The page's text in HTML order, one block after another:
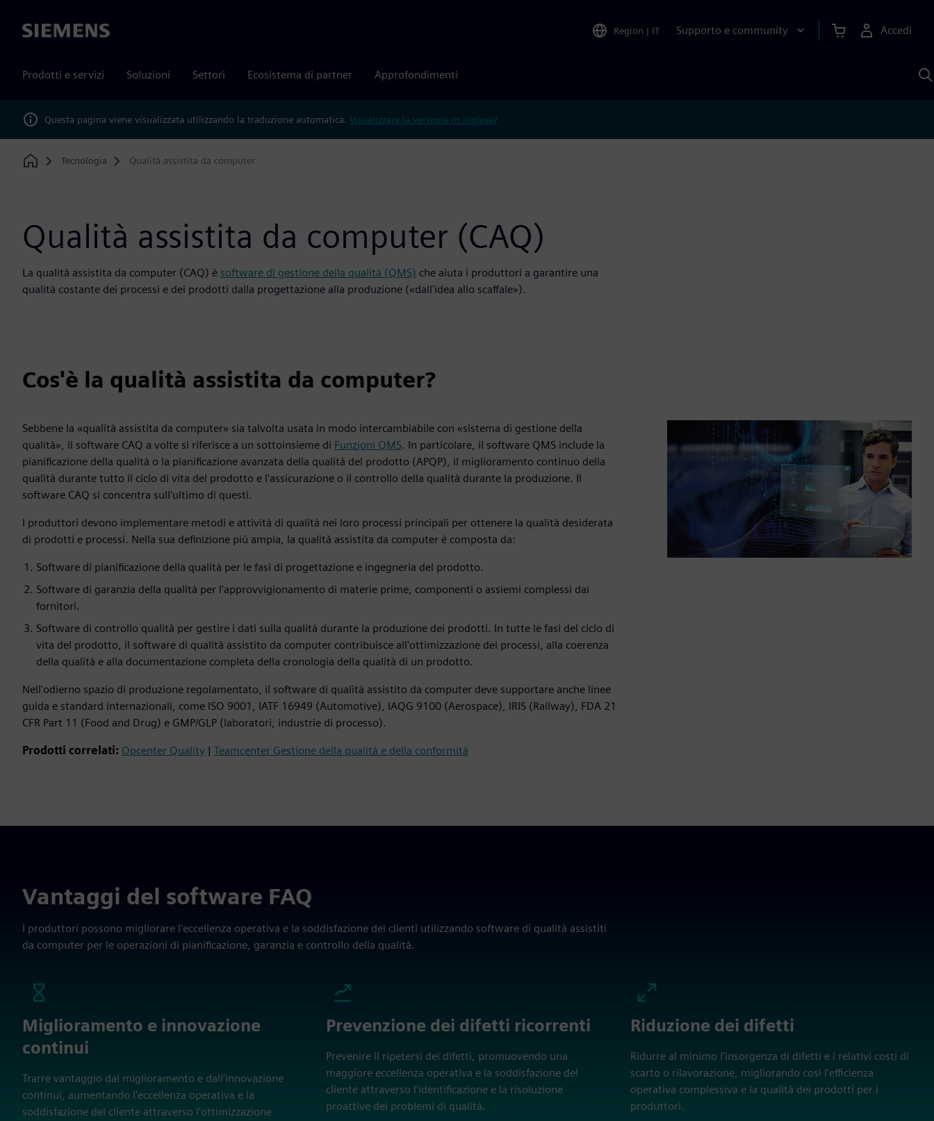
Siemens Region | IT Supporto e community Accedi
Prodotti e servizi Soluzioni Settori Ecosistema di partner Approfondimenti
Questa pagina viene visualizzata utilizzando la traduzione automatica. Visualizzare la versione in inglese?
Home
Tecnologia Qualità assistita da computer
Qualità assistita da computer (CAQ)
La qualità assistita da computer (CAQ) è software di gestione della qualità (QMS) che aiuta i produttori a garantire una
qualità costante dei processi e dei prodotti dalla progettazione alla produzione («dall'idea allo scaffale»).
Cos'è la qualità assistita da computer?
Sebbene la «qualità assistita da computer» sia talvolta usata in modo intercambiabile con «sistema di gestione della
qualità», il software CAQ a volte si riferisce a un sottoinsieme di Funzioni QMS. In particolare, il software QMS include la
pianificazione della qualità o la pianificazione avanzata della qualità del prodotto (APQP), il miglioramento continuo della
qualità durante tutto il ciclo di vita del prodotto e l'assicurazione o il controllo della qualità durante la produzione. Il
software CAQ si concentra sull'ultimo di questi.
I produttori devono implementare metodi e attività di qualità nei loro processi principali per ottenere la qualità desiderata
di prodotti e processi. Nella sua definizione più ampia, la qualità assistita da computer è composta da:
Software di pianificazione della qualità per le fasi di progettazione e ingegneria del prodotto.
Software di garanzia della qualità per l'approvvigionamento di materie prime, componenti o assiemi complessi dai
fornitori.
Software di controllo qualità per gestire i dati sulla qualità durante la produzione dei prodotti. In tutte le fasi del ciclo di
vita del prodotto, il software di qualità assistito da computer contribuisce all'ottimizzazione dei processi, alla coerenza
della qualità e alla documentazione completa della cronologia della qualità di un prodotto.
Nell'odierno spazio di produzione regolamentato, il software di qualità assistito da computer deve supportare anche linee
guida e standard internazionali, come ISO 9001, IATF 16949 (Automotive), IAQG 9100 (Aerospace), IRIS (Railway), FDA 21
CFR Part 11 (Food and Drug) e GMP/GLP (laboratori, industrie di processo).
Prodotti correlati: Opcenter Quality | Teamcenter Gestione della qualità e della conformità
Vantaggi del software FAQ
I produttori possono migliorare l'eccellenza operativa e la soddisfazione dei clienti utilizzando software di qualità assistiti
da computer per le operazioni di pianificazione, garanzia e controllo della qualità.
Miglioramento e innovazione
continui
Trarre vantaggio dal miglioramento e dall'innovazione
continui, aumentando l'eccellenza operativa e la
soddisfazione del cliente attraverso l'ottimizzazione
Prevenzione dei difetti ricorrenti
Prevenire il ripetersi dei difetti, promuovendo una
maggiore eccellenza operativa e la soddisfazione del
cliente attraverso l'identificazione e la risoluzione
proattive dei problemi di qualità.
Riduzione dei difetti
Ridurre al minimo l'insorgenza di difetti e i relativi costi di
scarto o rilavorazione, migliorando così l'efficienza
operativa complessiva e la qualità dei prodotti per i
produttori.